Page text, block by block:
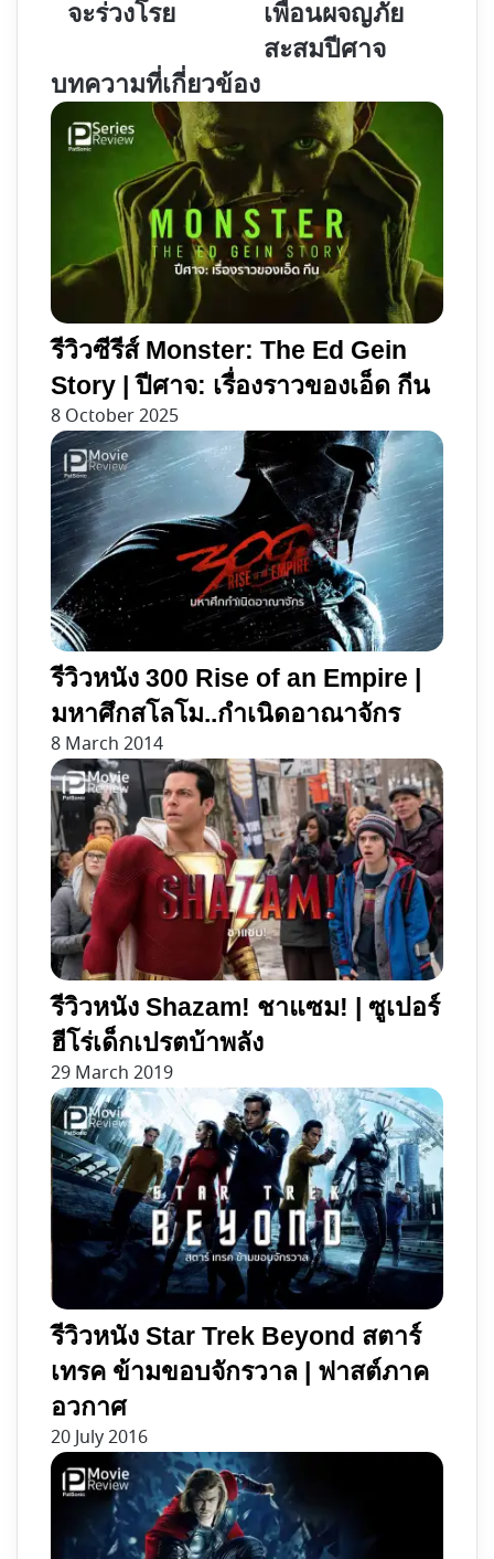
ซอง
Creature
|
จนกว่า
จะร่วงโรย
วิญญาณ​
|
เพื่อน
ผจญ
สะสม
ปีศาจ
เพื่อนผจญภัย
สะสมปีศาจ
บทความที่เกี่ยวข้อง
รีวิวซีรีส์ Monster: The Ed Gein
Story | ปีศาจ: เรื่องราวของเอ็ด กีน
8 October 2025
รีวิวหนัง 300 Rise of an Empire |
มหาศึกสโลโม..กำเนิดอาณาจักร
8 March 2014
รีวิวหนัง Shazam! ชาแซม! | ซูเปอร์
ฮีโร่เด็กเปรตบ้าพลัง
29 March 2019
รีวิวหนัง Star Trek Beyond สตาร์
เทรค ข้ามขอบจักรวาล | ฟาสต์ภาค
อวกาศ
20 July 2016